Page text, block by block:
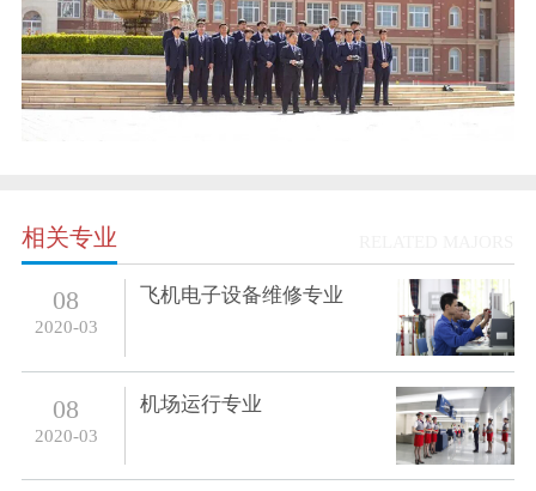
相关专业
08
2020-03
飞机电子设备维修专业
08
2020-03
机场运行专业